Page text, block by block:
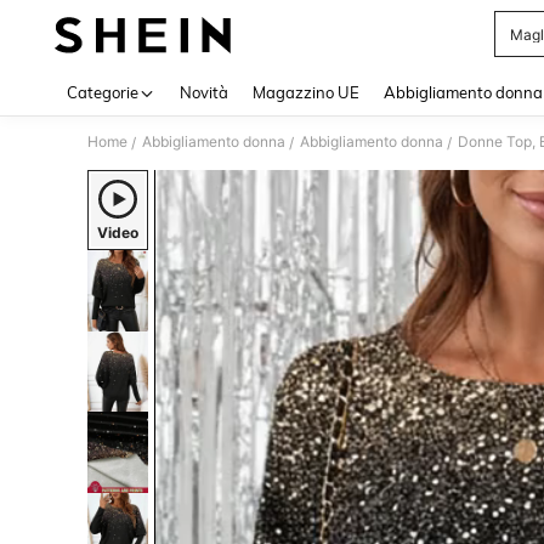
Categorie Novità Magazzino UE Abbigliamento donna
Home / Abbigliamento donna / Abbigliamento donna / Donne Top,
Video